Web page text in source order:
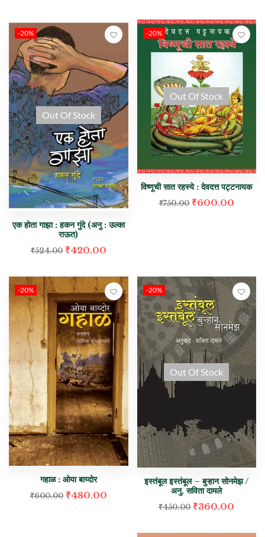
-20%
Out Of Stock
एक होता गाझा : हकन गुंदे (अनु : उल्का
राऊत)
₹524.00 ₹420.00
-20%
Out Of Stock
विष्णूची सात रहस्ये : देवदत्त पट्टनायक
₹750.00 ₹600.00
-20%
गहाळ : ओया बाय्दोर
₹600.00 ₹480.00
-20%
Out Of Stock
इस्तंबूल इस्तंबूल – बुऱ्हान सोनमेझ /
अनु. सविता दामले
₹450.00 ₹360.00